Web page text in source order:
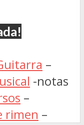
–
-notas
–
rimen –